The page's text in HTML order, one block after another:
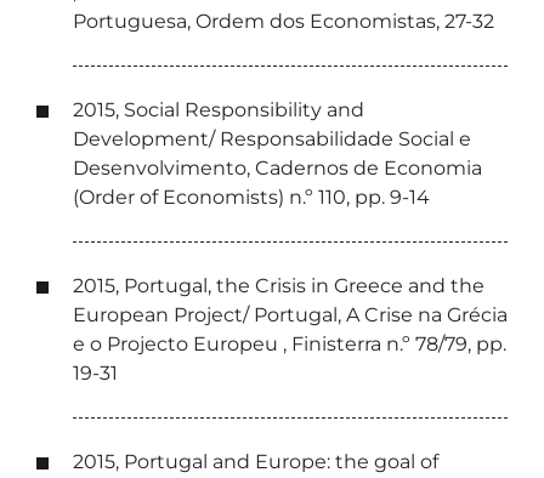
Portuguesa, Ordem dos Economistas, 27-32
2015, Social Responsibility and
Development/ Responsabilidade Social e
Desenvolvimento, Cadernos de Economia
(Order of Economists) n.º 110, pp. 9-14
2015, Portugal, the Crisis in Greece and the
European Project/ Portugal, A Crise na Grécia
e o Projecto Europeu , Finisterra n.º 78/79, pp.
19-31
2015, Portugal and Europe: the goal of